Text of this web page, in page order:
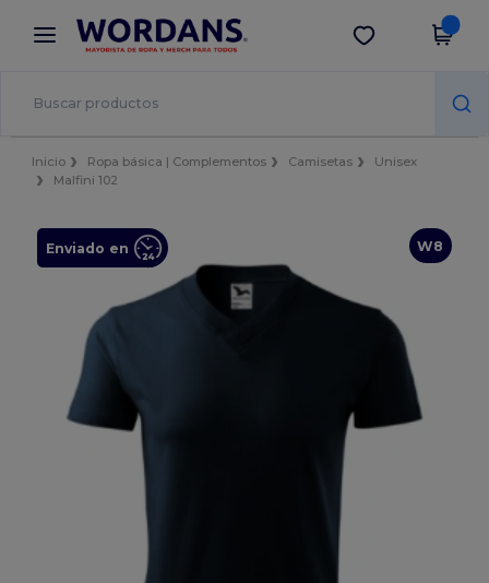
× App de Wordans
¡Mejores precios en app!
Descargar app
Inicio Ropa básica | Complementos Camisetas
Unisex
Malfini 102
W8
Enviado en